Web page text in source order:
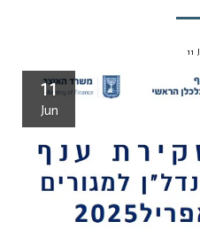
11
11
Jun